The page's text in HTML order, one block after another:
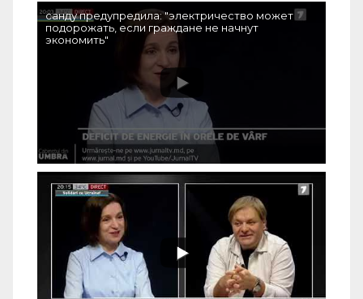
санду предупредила: "электричество может
подорожать, если граждане не начнут
экономить"